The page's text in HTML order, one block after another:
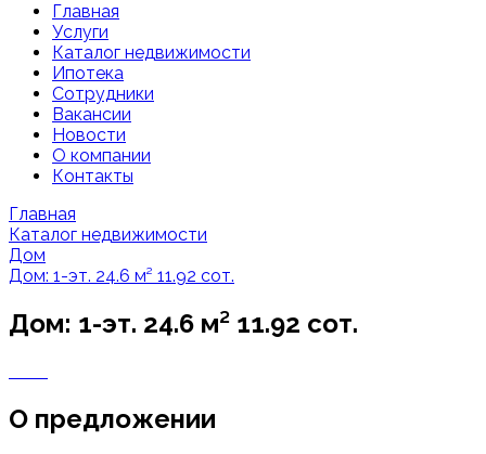
Главная
Услуги
Каталог недвижимости
Ипотека
Сотрудники
Вакансии
Новости
О компании
Контакты
Главная
Каталог недвижимости
Дом
Дом: 1-эт. 24.6 м² 11.92 сот.
Дом: 1-эт. 24.6 м² 11.92 сот.
О предложении